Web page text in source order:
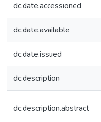
dc.date.accessioned
dc.date.available
dc.date.issued
dc.description
dc.description.abstract